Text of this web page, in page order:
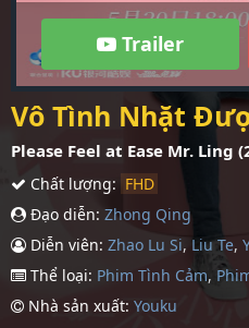
Trailer
Vô Tình Nhặt
Please Feel at Ease Mr. Ling
Chất lượng: FHD
Đạo diễn: Zhong Qing
Diễn viên: Zhao Lu Si, Liu Te,
Thể loại: Phim Tình Cảm,
Nhà sản xuất: Youku